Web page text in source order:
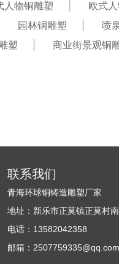
人物铜雕塑 欧式
园林铜雕塑 喷
塑 商业街景观铜
联系我们
青海环球铜铸造雕塑厂家
地址：新乐市正莫镇正莫村
电话：13582042358
邮箱：2507759335@qq.com